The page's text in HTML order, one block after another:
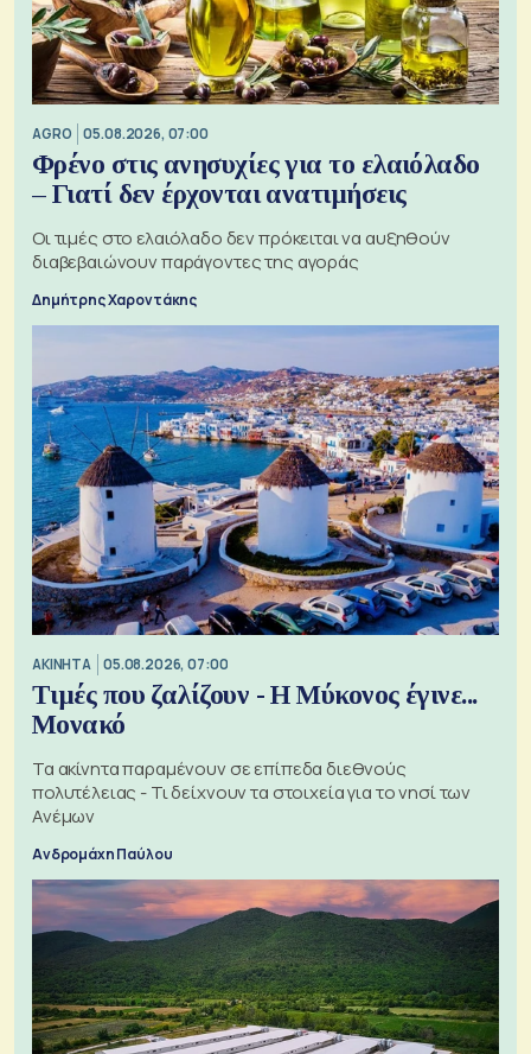
AGRO 05.08.2026, 07:00
Φρένο στις ανησυχίες για το ελαιόλαδο
– Γιατί δεν έρχονται ανατιμήσεις
Οι τιμές στο ελαιόλαδο δεν πρόκειται να αυξηθούν
διαβεβαιώνουν παράγοντες της αγοράς
Δημήτρης Χαροντάκης
ΑΚΙΝΗΤΑ 05.08.2026, 07:00
Τιμές που ζαλίζουν - Η Μύκονος έγινε...
Μονακό
Τα ακίνητα παραμένουν σε επίπεδα διεθνούς
πολυτέλειας - Τι δείχνουν τα στοιχεία για το νησί των
Ανέμων
Ανδρομάχη Παύλου